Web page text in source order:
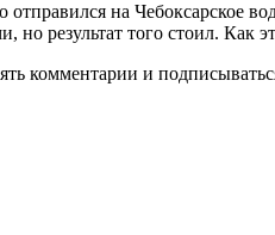
на Чебоксарское
но результат того стоил. Как
комментарии и